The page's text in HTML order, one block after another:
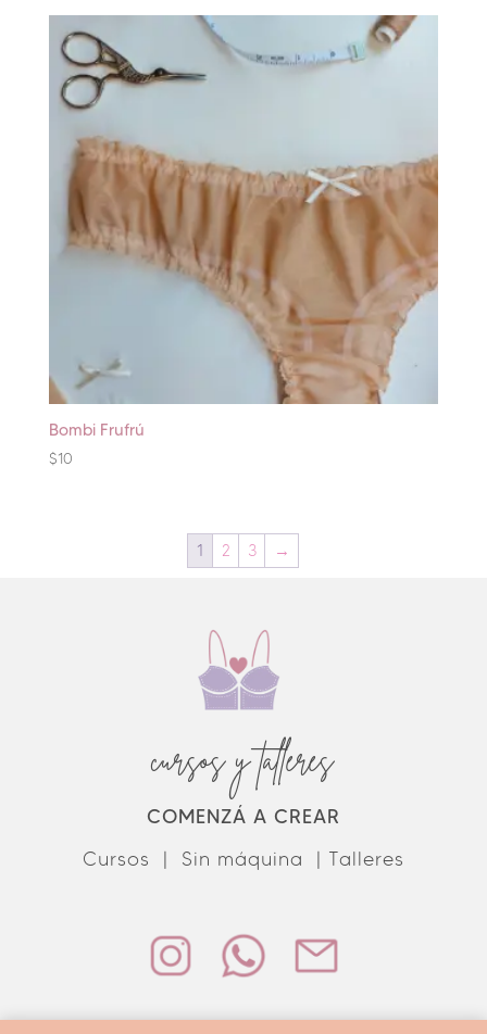
Bombi Frufrú
$10
1 2 3 →
cursos y talleres
COMENZÁ A CREAR
Cursos | Sin máquina | Talleres